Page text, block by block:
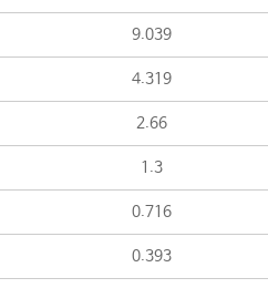
9.039
4.319
2.66
1.3
0.716
0.393